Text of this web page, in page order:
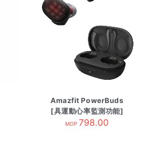
Amazfit PowerBuds
[具運動心率監測功能]
暗影黑
MOP 798.00